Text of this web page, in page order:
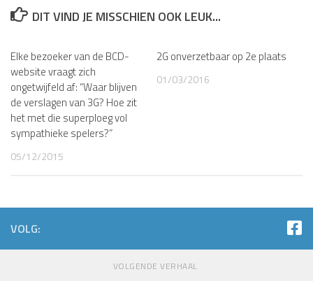
DIT VIND JE MISSCHIEN OOK LEUK...
Elke bezoeker van de BCD-
website vraagt zich
ongetwijfeld af: “Waar blijven
de verslagen van 3G? Hoe zit
het met die superploeg vol
sympathieke spelers?”
05/12/2015
2G onverzetbaar op 2e plaats
01/03/2016
VOLG:
VOLGENDE VERHAAL